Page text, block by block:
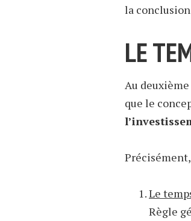
la
LE
Au
que le
Le
Règle